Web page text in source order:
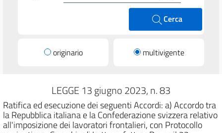
Cerca
originario multivigente
LEGGE 13 giugno 2023, n. 83
Ratifica ed esecuzione dei seguenti Accordi: a) Accordo tra
la Repubblica italiana e la Confederazione svizzera relativo
all'imposizione dei lavoratori frontalieri, con Protocollo